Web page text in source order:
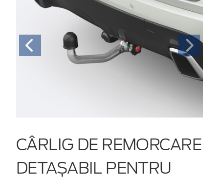
CÂRLIG DE REMORCARE
DETAȘABIL PENTRU